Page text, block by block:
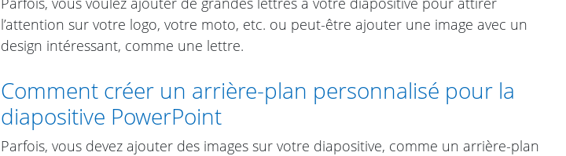
l’attention sur votre logo, votre moto, etc. ou peut-être ajouter une image avec un
design intéressant, comme une lettre.
Comment créer un arrière-plan personnalisé pour la
diapositive PowerPoint
Parfois, vous devez ajouter des images sur votre diapositive, comme un arrière-plan